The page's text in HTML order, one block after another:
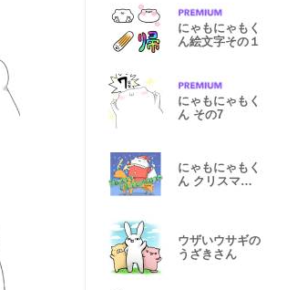
にゃもにゃもく
ん絵文字その１
にゃもにゃもく
ん その7
にゃもにゃもく
ん クリスマス
ウザいウサギの
うざきさん